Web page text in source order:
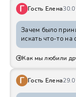
Г Гость Елена
Зачем было
искать что-то на
Как мы любили
Г Гость Елена